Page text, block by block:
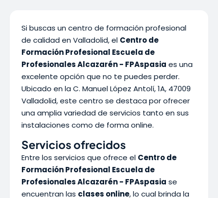
Si buscas un centro de formación profesional
de calidad en Valladolid, el Centro de
Formación Profesional Escuela de
Profesionales Alcazarén - FPAspasia es una
excelente opción que no te puedes perder.
Ubicado en la C. Manuel López Antolí, 1A, 47009
Valladolid, este centro se destaca por ofrecer
una amplia variedad de servicios tanto en sus
instalaciones como de forma online.
Servicios ofrecidos
Entre los servicios que ofrece el Centro de
Formación Profesional Escuela de
Profesionales Alcazarén - FPAspasia se
encuentran las clases online, lo cual brinda la